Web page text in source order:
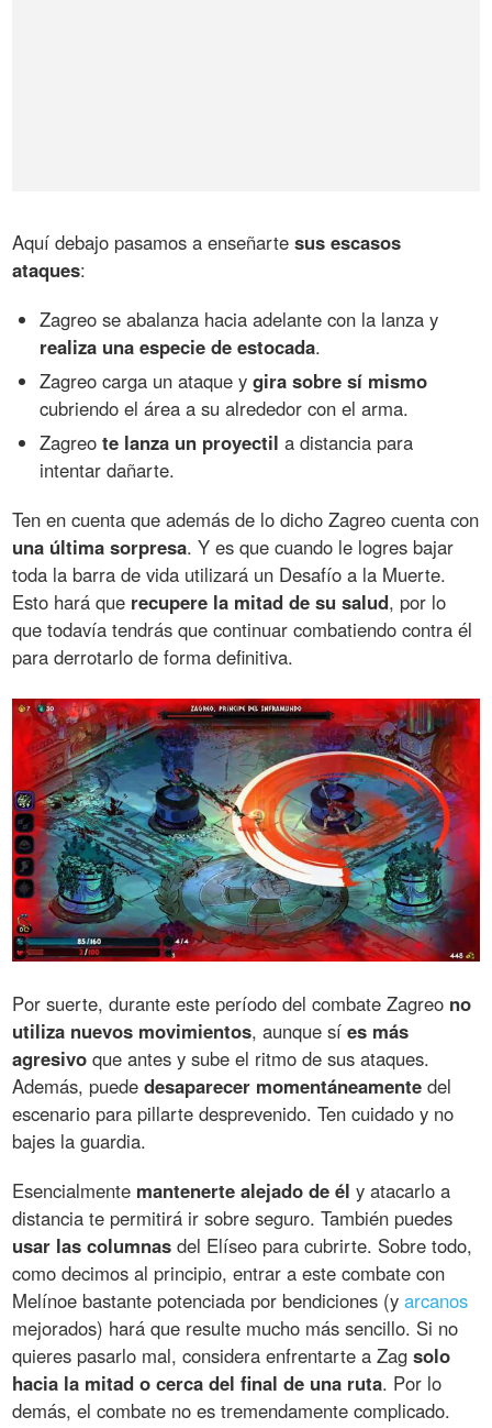
Aquí debajo pasamos a enseñartesus escasos
ataques:
Zagreo se abalanza hacia adelante con la lanza y
realiza una especie de estocada.
Zagreo carga un ataque ygira sobre sí mismo
cubriendo el área a su alrededor con el arma.
Zagreote lanza un proyectil a distancia para
intentar dañarte.
Ten en cuenta que además de lo dicho Zagreo cuenta con
una última sorpresa. Y es que cuando le logres bajar
toda la barra de vida utilizará un Desafío a la Muerte.
Esto hará que recupere la mitad de su salud, por lo
que todavía tendrás que continuar combatiendo contra él
para derrotarlo de forma definitiva.
Por suerte, durante este período del combate Zagreo no
utiliza nuevos movimientos, aunque síes más
agresivo que antes y sube el ritmo de sus ataques.
Además, puededesaparecer momentáneamente del
escenario para pillarte desprevenido. Ten cuidado y no
bajes la guardia.
Esencialmente mantenerte alejado de él y atacarlo a
distancia te permitirá ir sobre seguro. También puedes
usar las columnas del Elíseo para cubrirte. Sobre todo,
como decimos al principio, entrar a este combate con
Melínoe bastante potenciada por bendiciones (yarcanos
mejorados) hará que resulte mucho más sencillo. Si no
quieres pasarlo mal, considera enfrentarte a Zagsolo
hacia la mitad o cerca del final de una ruta. Por lo
demás, el combate no es tremendamente complicado.